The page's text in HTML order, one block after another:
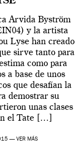
Arvida Byström
y la artista
Lyse han creado
sirve tanto para
como para
a base de unos
que desafían la
demostrar su
unas clases
el Tate […]
— VER MÁS